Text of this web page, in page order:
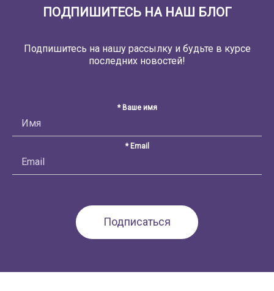
ПОДПИШИТЕСЬ НА НАШ БЛОГ
Подпишитесь на нашу рассылку и будьте в курсе
последних новостей!
* Ваше имя
* Email